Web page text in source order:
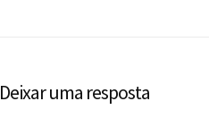
Deixar uma resposta